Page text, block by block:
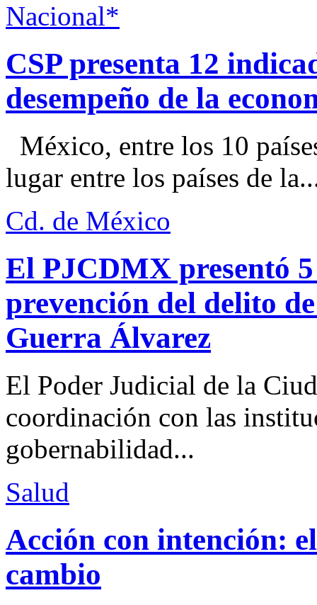
Nacional*
CSP presenta 12
desempeño de la
México, entre los 10
lugar entre los países de
Cd. de México
El PJCDMX presentó
prevención del delito
Guerra Álvarez
El Poder Judicial de la
coordinación con las
gobernabilidad...
Salud
Acción con intención:
cambio